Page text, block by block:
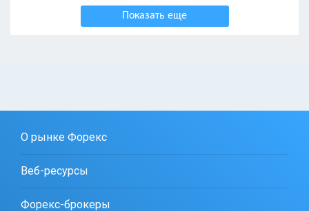
Показать еще
О рынке Форекс
Веб-ресурсы
Форекс-брокеры